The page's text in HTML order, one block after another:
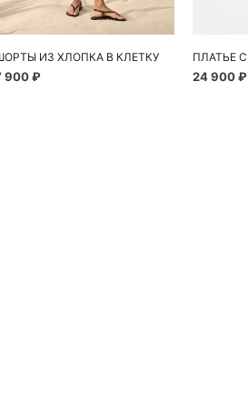
ИЗ ХЛОПКА В КЛЕТКУ
900 ₽ 24 900 ₽